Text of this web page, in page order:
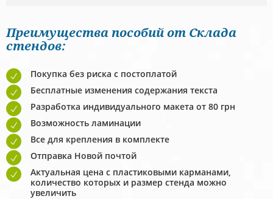
Преимущества пособий от Склада
стендов:
Покупка без риска с постоплатой
Бесплатные изменения содержания текста
Разработка индивидуального макета от 80 грн
Возможность ламинации
Все для крепления в комплекте
Отправка Новой почтой
Актуальная цена с пластиковыми карманами,
количество которых и размер стенда можно
увеличить